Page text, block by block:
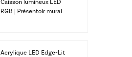
Caisson lumineux LED
RGB | Présentoir mural
Acrylique LED Edge-Lit